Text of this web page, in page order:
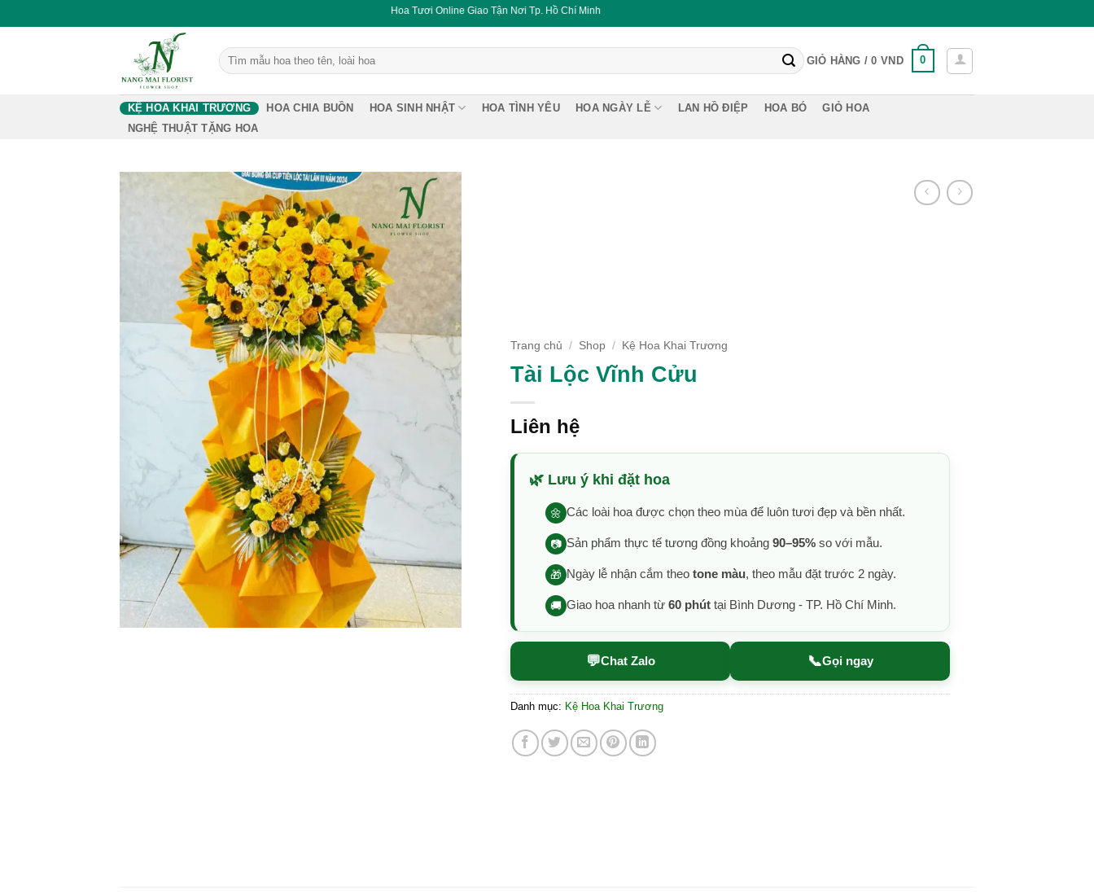
qua
NangMai Florist - Shop Hoa Tươi Online Giao Tận Nơi Tp. Hồ Chí Minh
Tìm
kiếm:
GIỎ HÀNG /0 VND 0
KỆ HOA KHAI TRƯƠNG HOA CHIA BUỒN HOA SINH NHẬT HOA TÌNH YÊU HOA NGÀY LỄ LAN HỒ ĐIỆP HOA BÓ
GIỎ HOA
NGHỆ THUẬT TẶNG HOA
Trang chủ / Shop / Kệ Hoa Khai Trương
Tài Lộc Vĩnh Cửu
Liên hệ
🌿 Lưu ý khi đặt hoa
🌼 Các loài hoa được chọn theo mùa để luôn tươi đẹp và bền nhất.
📷 Sản phẩm thực tế tương đồng khoảng 90–95%so với mẫu.
🎁 Ngày lễ nhận cắm theo tone màu, theo mẫu đặt trước 2 ngày.
🚚 Giao hoa nhanh từ 60 phúttại Bình Dương - TP. Hồ Chí Minh.
💬Chat Zalo 📞Gọi ngay
Danh mục: Kệ Hoa Khai Trương